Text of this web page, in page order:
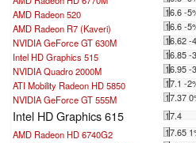
AMD Radeon 520
16.6 -
AMD Radeon R7 (Kaveri)
16.6 -
NVIDIA GeForce GT 630M
16.62 -
Intel HD Graphics 515
16.85 -
NVIDIA Quadro 2000M
16.95 -
ATI Mobility Radeon HD 5850
17.1 -
NVIDIA GeForce GT 555M
17.37
Intel HD Graphics 615
17.4
AMD Radeon HD 6740G2
17.65